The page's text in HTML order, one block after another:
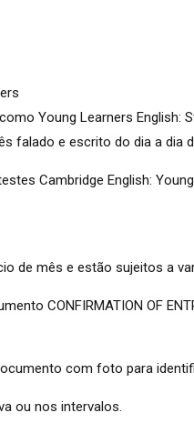
Young Learners English:
falado e escrito do dia a dia
Cambridge English:
de mês e estão sujeitos a
CONFIRMATION OF
com foto para
ou nos intervalos.